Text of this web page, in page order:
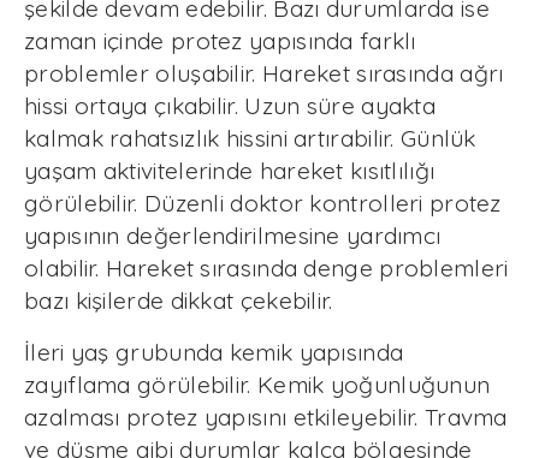
şekilde devam edebilir. Bazı durumlarda ise
zaman içinde protez yapısında farklı
problemler oluşabilir. Hareket sırasında ağrı
hissi ortaya çıkabilir. Uzun süre ayakta
kalmak rahatsızlık hissini artırabilir. Günlük
yaşam aktivitelerinde hareket kısıtlılığı
görülebilir. Düzenli doktor kontrolleri protez
yapısının değerlendirilmesine yardımcı
olabilir. Hareket sırasında denge problemleri
bazı kişilerde dikkat çekebilir.
İleri yaş grubunda kemik yapısında
zayıflama görülebilir. Kemik yoğunluğunun
azalması protez yapısını etkileyebilir. Travma
ve düşme gibi durumlar kalça bölgesinde